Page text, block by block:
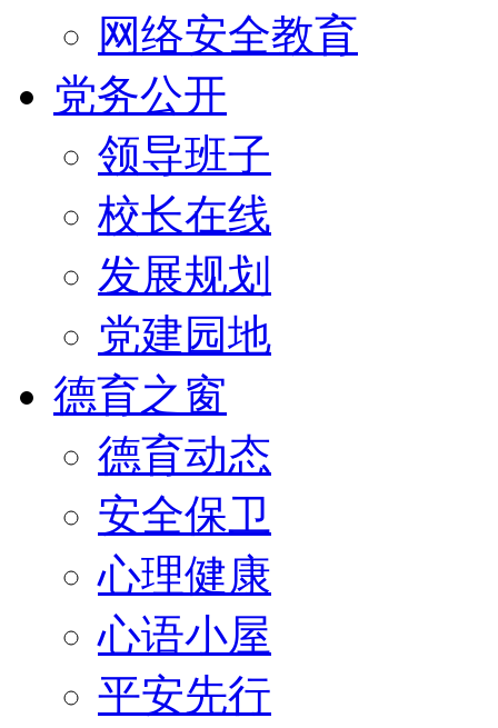
网络安全教育
党务公开
领导班子
校长在线
发展规划
党建园地
德育之窗
德育动态
安全保卫
心理健康
心语小屋
平安先行